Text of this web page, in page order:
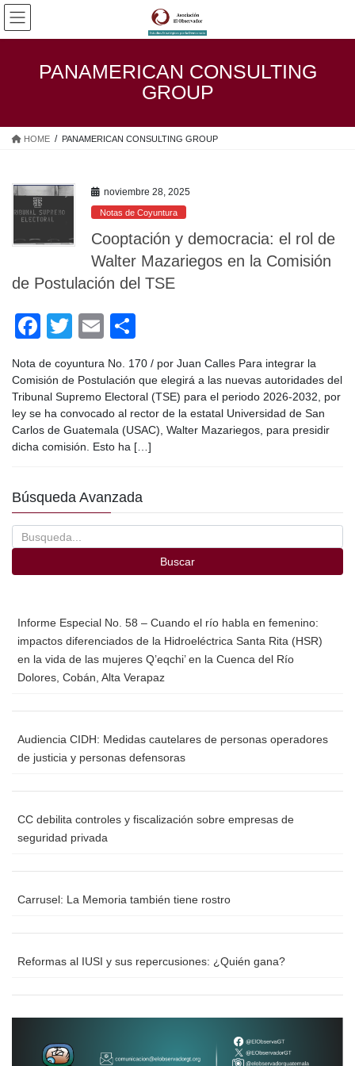
Saltar
contenido
Saltar
la
PANAMERICAN CONSULTING
GROUP
HOME PANAMERICAN CONSULTING GROUP
noviembre 28, 2025
Notas de Coyuntura
Cooptación y democracia: el rol de
Walter Mazariegos en la Comisión
de Postulación del TSE
F
a
c
e
b
o
k
T
tt
er
E
m
ail
o
m
p
ar
tir
Nota de coyuntura No. 170 / por Juan Calles Para integrar la
Comisión de Postulación que elegirá a las nuevas autoridades del
Tribunal Supremo Electoral (TSE) para el periodo 2026-2032, por
ley se ha convocado al rector de la estatal Universidad de San
Carlos de Guatemala (USAC), Walter Mazariegos, para presidir
dicha comisión. Esto ha […]
Búsqueda Avanzada
Buscar
Informe Especial No. 58 – Cuando el río habla en femenino:
impactos diferenciados de la Hidroeléctrica Santa Rita (HSR)
en la vida de las mujeres Q’eqchi’ en la Cuenca del Río
Dolores, Cobán, Alta Verapaz
Audiencia CIDH: Medidas cautelares de personas operadores
de justicia y personas defensoras
CC debilita controles y fiscalización sobre empresas de
seguridad privada
Carrusel: La Memoria también tiene rostro
Reformas al IUSI y sus repercusiones: ¿Quién gana?